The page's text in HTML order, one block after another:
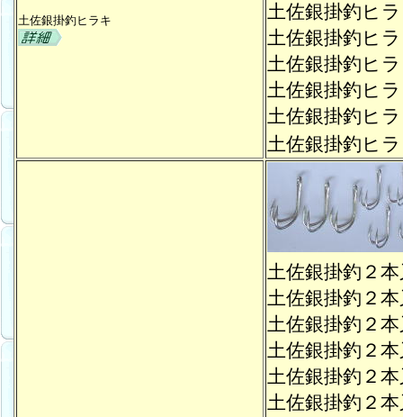
土佐銀掛釣ヒラキ
土佐銀掛釣ヒ
土佐銀掛釣ヒ
土佐銀掛釣ヒ
土佐銀掛釣ヒ
土佐銀掛釣ヒ
土佐銀掛釣ヒ
土佐銀掛釣２
土佐銀掛釣２
土佐銀掛釣２
土佐銀掛釣２
土佐銀掛釣２
土佐銀掛釣２